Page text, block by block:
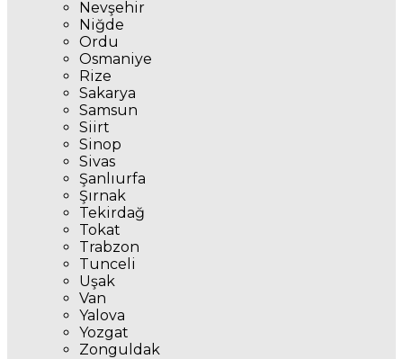
Nevşehir
Niğde
Ordu
Osmaniye
Rize
Sakarya
Samsun
Siirt
Sinop
Sivas
Şanlıurfa
Şırnak
Tekirdağ
Tokat
Trabzon
Tunceli
Uşak
Van
Yalova
Yozgat
Zonguldak